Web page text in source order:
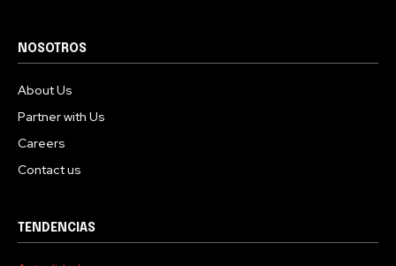
NOSOTROS
About Us
Partner with Us
Careers
Contact us
TENDENCIAS